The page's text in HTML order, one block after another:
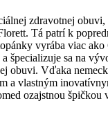
zdravotnej
Tá patrí k
vyrába viac ako
špecializuje sa na
obuvi. Vďaka
a vlastným
ozajstnou špičkou